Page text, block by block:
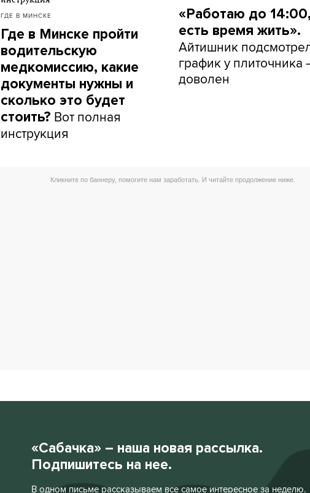
ГДЕ В МИНСКЕ
Где в Минске пройти
водительскую
медкомиссию, какие
документы нужны и
сколько это будет
стоить? Вот полная
инструкция
«Работаю до
есть время жить».
Айтишник
график у плиточника
доволен
«Сабачка» – наша новая рассылка.
Подпишитесь на нее.
В одном письме рассказываем все самое интересное за неделю.